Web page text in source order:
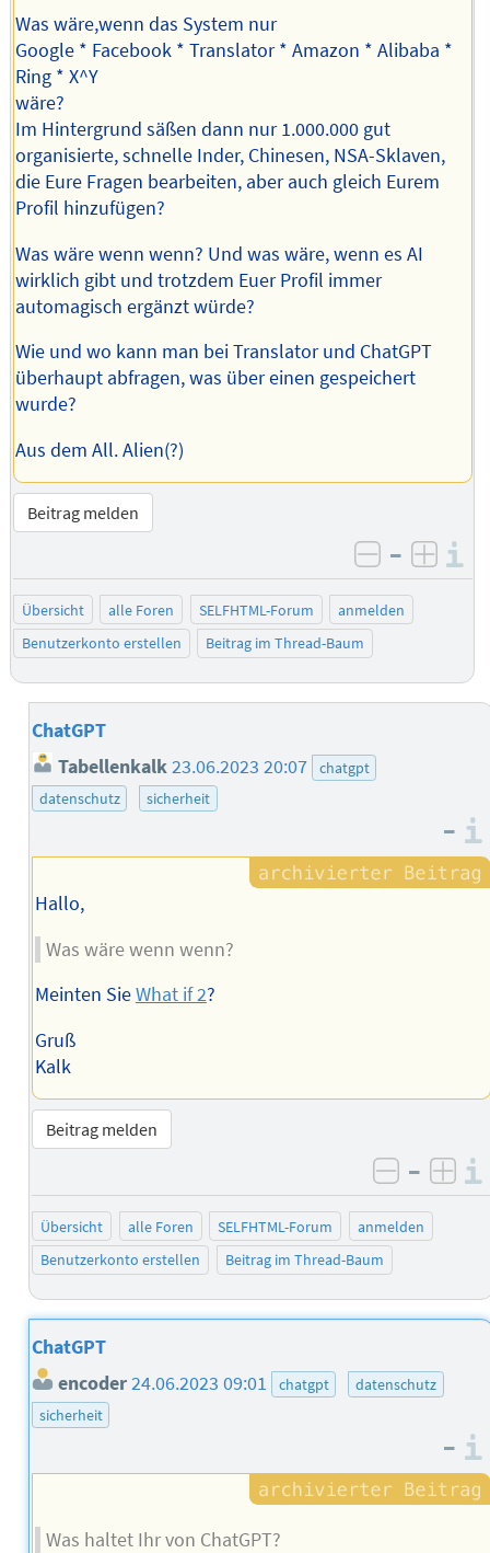
Was wäre,wenn das System nur
Google * Facebook * Translator * Amazon * Alibaba *
Ring * X^Y
wäre?
Im Hintergrund säßen dann nur 1.000.000 gut
organisierte, schnelle Inder, Chinesen, NSA-Sklaven,
die Eure Fragen bearbeiten, aber auch gleich Eurem
Profil hinzufügen?
Was wäre wenn wenn? Und was wäre, wenn es AI
wirklich gibt und trotzdem Euer Profil immer
automagisch ergänzt würde?
Wie und wo kann man bei Translator und ChatGPT
überhaupt abfragen, was über einen gespeichert
wurde?
Aus dem All. Alien(?)
Beitrag melden
negativ
–
Übersicht alle Foren SELFHTML-Forum
anmelden
Benutzerkonto erstellen
Beitrag im Thread-Baum
ChatGPT
Tabellenkalk23.06.2023 20:07
chatgpt
datenschutz
sicherheit
–
Hallo,
Was wäre wenn wenn?
Meinten SieWhat if 2?
Gruß
Kalk
Beitrag melden
negativ
–
Übersicht alle Foren SELFHTML-Forum
anmelden
Benutzerkonto erstellen
Beitrag im Thread-Baum
ChatGPT
encoder24.06.2023 09:01 chatgpt
datenschutz
sicherheit
–
Was haltet Ihr von ChatGPT?